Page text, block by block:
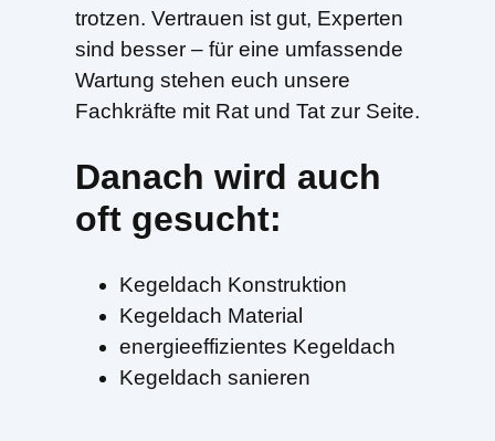
trotzen. Vertrauen ist gut, Experten
sind besser – für eine umfassende
Wartung stehen euch unsere
Fachkräfte mit Rat und Tat zur Seite.
Danach wird auch
oft gesucht:
Kegeldach Konstruktion
Kegeldach Material
energieeffizientes Kegeldach
Kegeldach sanieren